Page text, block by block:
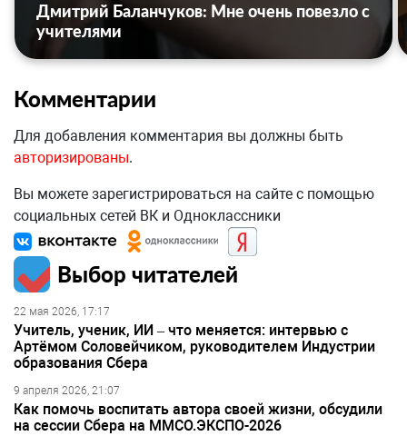
Дмитрий Баланчуков: Мне очень повезло с
учителями
Комментарии
Для добавления комментария вы должны быть
авторизированы.
Вы можете зарегистрироваться на сайте с помощью
социальных сетей ВК и Одноклассники
Выбор читателей
22 мая 2026, 17:17
Учитель, ученик, ИИ – что меняется: интервью с
Артёмом Соловейчиком, руководителем Индустрии
образования Сбера
9 апреля 2026, 21:07
Как помочь воспитать автора своей жизни, обсудили
на сессии Сбера на ММСО.ЭКСПО-2026